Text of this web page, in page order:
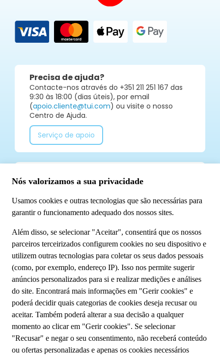
Precisa de ajuda?
Contacte-nos através do +351 211 251 167 das
9:30 às 18:00 (dias úteis), por email
(apoio.cliente@tui.com) ou visite o nosso
Centro de Ajuda.
Serviço de apoio
perca todas as nossas novidades!
Conheça-nos
Sobre o Grupo TUI
Sustentabilidade
A minha reserva
Fale Connosco
Política de privacidade
Cookies
Termos e condições
Condições gerais